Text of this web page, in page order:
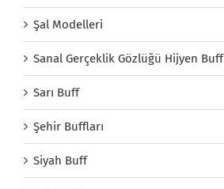
Şal Modelleri
Sanal Gerçeklik Gözlüğü Hijyen Buff
Sarı Buff
Şehir Buffları
Siyah Buff